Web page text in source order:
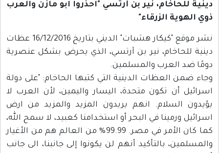
دينية للحاخام، نير بن آرتسي "احذروا ابو مازن والعرب
ذوي الهوية الزرقاء"
نشر موقع "كيكار هشبات" الديني بتاريخ 16/12/2016 عظات
دينية للحاخام، نير بن آرتسي، الذي يحرض بشكل عنصرية
دومًا ضد العرب والمسلمين.
وجاء ضمن العظات الدينية التي كتبها الحاخام: "على دولة
اسرائيل أن تكون متحدة، اليسار واليمين، لأن العرب لا
يؤيدون السلام. انهم يريدون المزيد والمزيد من ارض
اسرائيل ورمينا في البحر أو استخدامنا كعبيد، لا سمح الله،
كما كان الأمر في مصر. 99.99% من العالم هم من الأغيار
والمسلمين، بالتأكيد أنهم لن يكونوا إلى جانبنا، الى جانب